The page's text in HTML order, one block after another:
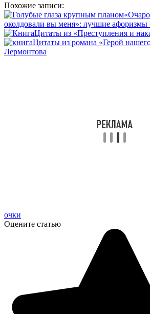
Похожие записи:
околдовали вы меня»: лучшие афоризмы
Цитаты из «Преступления и
Цитаты из романа «Герой
Лермонтова
очки
Оцените статью